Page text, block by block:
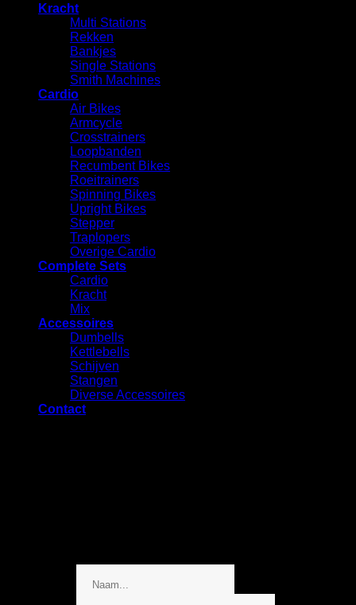
Kracht
Multi Stations
Rekken
⁠Bankjes
Single Stations
Smith Machines
Cardio
Air Bikes
Armcycle
Crosstrainers
Loopbanden
Recumbent Bikes
Roeitrainers
Spinning Bikes
Upright Bikes
Stepper
Traplopers
Overige Cardio
Complete Sets
Cardio
⁠Kracht
Mix
Accessoires
⁠Dumbells
Kettlebells
⁠Schijven
Stangen
Diverse Accessoires
Contact
Bedrijfsnaam